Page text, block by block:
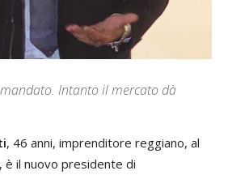
Intanto il mercato dà
, 46 anni, imprenditore reggiano, al
è il nuovo presidente di